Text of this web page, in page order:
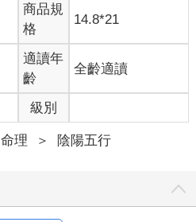
商品規
格
14.8*21
適讀年
齡
全齡適讀
級別
命理 ＞ 陰陽五行